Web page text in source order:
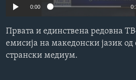
ИНТЕРВЈУА
0:00
Првата и единствена редовна
емисија на македонски јазик од
странски медиум.